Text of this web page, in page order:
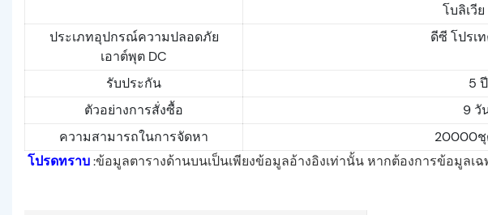
โบลิเวี
ประเภทอุปกรณ์ความปลอดภัย
เอาต์พุต DC
ดีซี โปรเ
รับประกัน
5 ปี
ตัวอย่างการสั่งซื้อ
9 วั
ความสามารถในการจัดหา
20000
โปรดทราบ:ข้อมูลตารางด้านบนเป็นเพียงข้อมูลอ้างอิงเท่านั้น หากต้องการข้อมูลเ